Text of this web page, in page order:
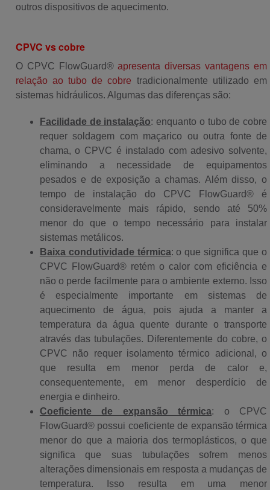
outros dispositivos de aquecimento.
CPVC vs cobre
O CPVC FlowGuard®apresenta diversas vantagens em
relação ao tubo de cobre tradicionalmente utilizado em
sistemas hidráulicos. Algumas das diferenças são:
Facilidade de instalação: enquanto o tubo de cobre
requer soldagem com maçarico ou outra fonte de
chama, o CPVC é instalado com adesivo solvente,
eliminando a necessidade de equipamentos
pesados e de exposição a chamas. Além disso, o
tempo de instalação do CPVC FlowGuard® é
consideravelmente mais rápido, sendo até 50%
menor do que o tempo necessário para instalar
sistemas metálicos.
Baixa condutividade térmica: o que significa que o
CPVC FlowGuard® retém o calor com eficiência e
não o perde facilmente para o ambiente externo. Isso
é especialmente importante em sistemas de
aquecimento de água, pois ajuda a manter a
temperatura da água quente durante o transporte
através das tubulações. Diferentemente do cobre, o
CPVC não requer isolamento térmico adicional, o
que resulta em menor perda de calor e,
consequentemente, em menor desperdício de
energia e dinheiro.
Coeficiente de expansão térmica: o CPVC
FlowGuard® possui coeficiente de expansão térmica
menor do que a maioria dos termoplásticos, o que
significa que suas tubulações sofrem menos
alterações dimensionais em resposta a mudanças de
temperatura. Isso resulta em uma menor